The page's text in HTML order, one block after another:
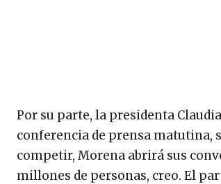
Por su parte, la presidenta
conferencia de prensa matutina,
competir, Morena abrirá sus
millones de personas, creo. El